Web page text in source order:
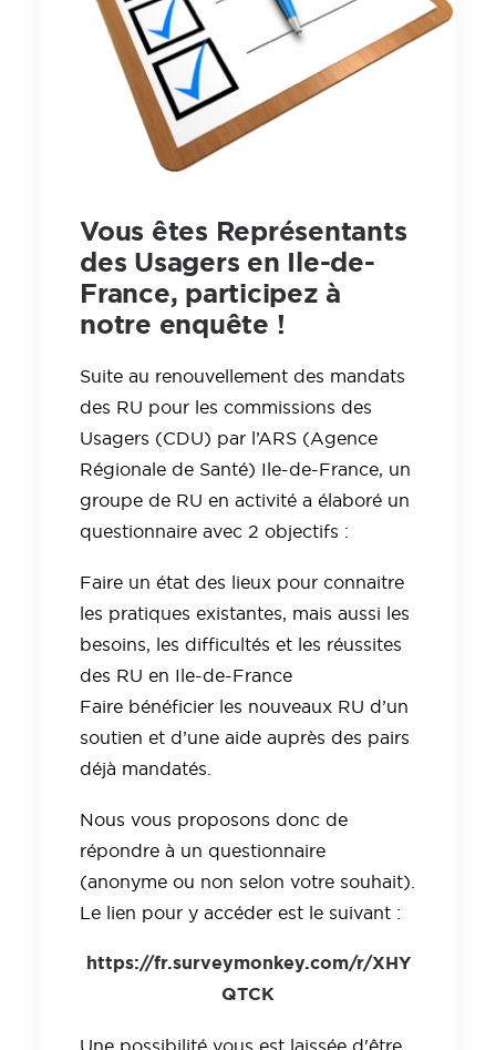
Vous êtes Représentants
des Usagers en Ile-de-
France, participez à
notre enquête !
Suite au renouvellement des mandats
des RU pour les commissions des
Usagers (CDU) par l’ARS (Agence
Régionale de Santé) Ile-de-France, un
groupe de RU en activité a élaboré un
questionnaire avec 2 objectifs :
Faire un état des lieux pour connaitre
les pratiques existantes, mais aussi les
besoins, les difficultés et les réussites
des RU en Ile-de-France
Faire bénéficier les nouveaux RU d’un
soutien et d’une aide auprès des pairs
déjà mandatés.
Nous vous proposons donc de
répondre à un questionnaire
(anonyme ou non selon votre souhait).
Le lien pour y accéder est le suivant :
https://fr.surveymonkey.com/r/XHY
QTCK
Une possibilité vous est laissée d'être